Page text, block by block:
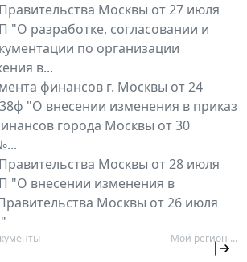
Москвы от 27 июля
"О разработке, согласовании и
по организации
в...
финансов г. Москвы от 24
"О внесении изменения в приказ
города Москвы от 30
Москвы от 28 июля
"О внесении изменения в
Москвы от 26 июля
Мой регион ...